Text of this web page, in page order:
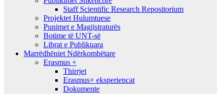
Staff Scientific Research Repositorium
Projektet Hulumtuese
Punimet e Magjistraturës
Botime të UNT-së
Librat e Publikuara
Marrëdhëniet Ndërkombëtare
Erasmus +
Thirrjet
Erasmus+ eksperiencat
Dokumente